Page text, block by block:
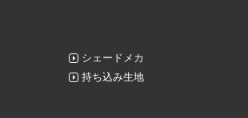
シェードメカ
持ち込み生地